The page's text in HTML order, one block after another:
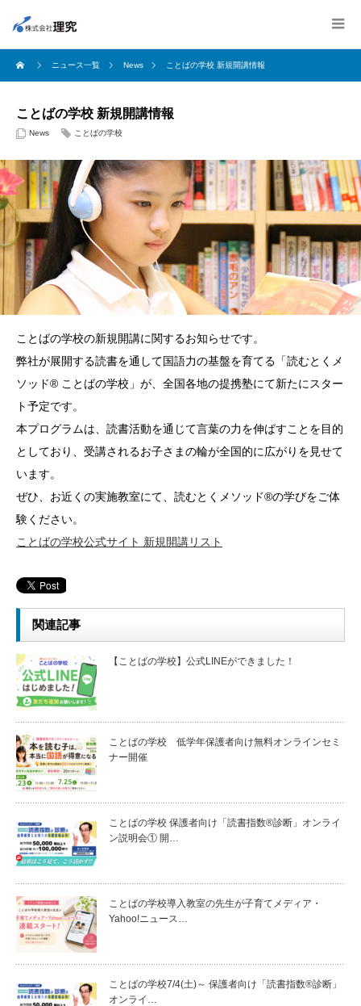
ニュース一覧 News ことばの学校 新規開講情報
ことばの学校 新規開講情報
News ことばの学校
ことばの学校の新規開講に関するお知らせです。
弊社が展開する読書を通して国語力の基盤を育てる「読むとくメ
ソッド® ことばの学校」が、全国各地の提携塾にて新たにスター
ト予定です。
本プログラムは、読書活動を通じて言葉の力を伸ばすことを目的
としており、受講されるお子さまの輪が全国的に広がりを見せて
います。
ぜひ、お近くの実施教室にて、読むとくメソッド®の学びをご体
験ください。
ことばの学校公式サイト 新規開講リスト
関連記事
【ことばの学校】公式LINEができました！
ことばの学校 低学年保護者向け無料オンラインセミ
ナー開催
ことばの学校 保護者向け「読書指数®診断」オンライ
ン説明会① 開…
ことばの学校導入教室の先生が子育てメディア・
Yahoo!ニュース…
ことばの学校7/4(土)～ 保護者向け「読書指数®診断」
オンライ…